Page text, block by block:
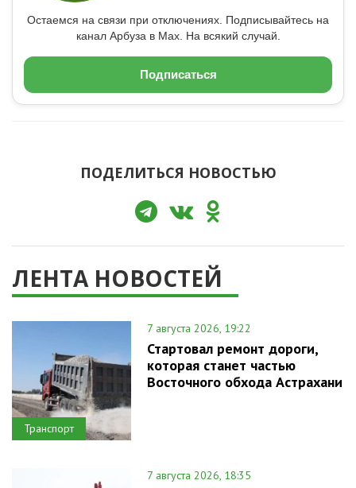
Остаемся на связи при отключениях. Подписывайтесь на
канал Арбуза в Max. На всякий случай.
Подписаться
ПОДЕЛИТЬСЯ НОВОСТЬЮ
ЛЕНТА НОВОСТЕЙ
Транспорт
7 августа 2026, 19:22
Стартовал ремонт дороги,
которая станет частью
Восточного обхода Астрахани
7 августа 2026, 18:35